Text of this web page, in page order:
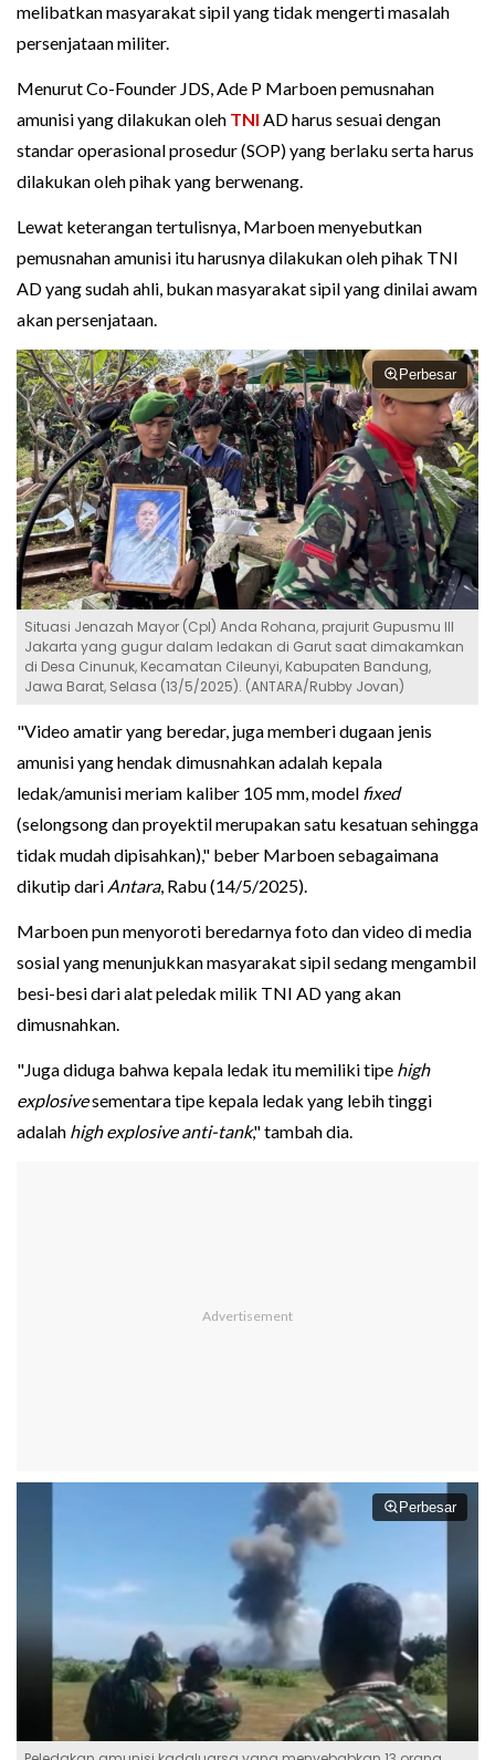
melibatkan masyarakat sipil yang tidak mengerti masalah
persenjataan militer.
Menurut Co-Founder JDS, Ade P Marboen pemusnahan
amunisi yang dilakukan oleh TNI AD harus sesuai dengan
standar operasional prosedur (SOP) yang berlaku serta harus
dilakukan oleh pihak yang berwenang.
Lewat keterangan tertulisnya, Marboen menyebutkan
pemusnahan amunisi itu harusnya dilakukan oleh pihak TNI
AD yang sudah ahli, bukan masyarakat sipil yang dinilai awam
akan persenjataan.
Perbesar
Situasi Jenazah Mayor (Cpl) Anda Rohana, prajurit Gupusmu III
Jakarta yang gugur dalam ledakan di Garut saat dimakamkan
di Desa Cinunuk, Kecamatan Cileunyi, Kabupaten Bandung,
Jawa Barat, Selasa (13/5/2025). (ANTARA/Rubby Jovan)
"Video amatir yang beredar, juga memberi dugaan jenis
amunisi yang hendak dimusnahkan adalah kepala
ledak/amunisi meriam kaliber 105 mm, model fixed
(selongsong dan proyektil merupakan satu kesatuan sehingga
tidak mudah dipisahkan)," beber Marboen sebagaimana
dikutip dari Antara, Rabu (14/5/2025).
Marboen pun menyoroti beredarnya foto dan video di media
sosial yang menunjukkan masyarakat sipil sedang mengambil
besi-besi dari alat peledak milik TNI AD yang akan
dimusnahkan.
"Juga diduga bahwa kepala ledak itu memiliki tipe high
explosivesementara tipe kepala ledak yang lebih tinggi
adalah high explosive anti-tank," tambah dia.
Perbesar